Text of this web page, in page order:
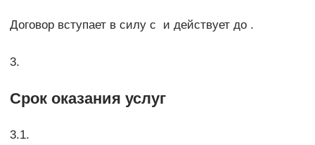
Договор вступает в силу с и действует до .
3.
Срок оказания услуг
3.1.